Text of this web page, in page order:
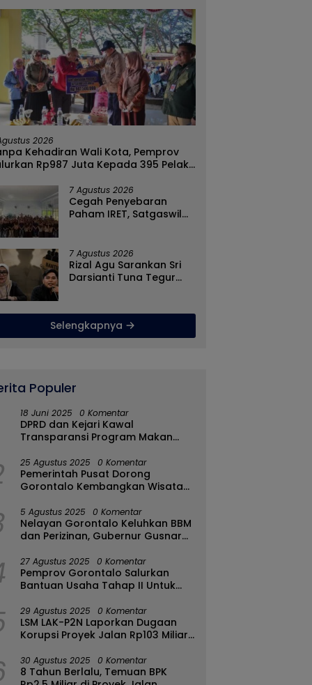
2026
Kehadiran Wali Kota, Pemprov
Rp987 Juta Kepada 395 Pelaku
7 Agustus 2026
Cegah Penyebaran
Paham IRET, Satgaswil
Kabila
7 Agustus 2026
Rizal Agu Sarankan Sri
Darsianti Tuna Tegur
Dinas Kumperindag
Pemprov Gorontalo
Selengkapnya
Populer
18 Juni 2025 0 Komentar
DPRD dan Kejari Kawal
Transparansi Program Makan
25 Agustus 2025 0 Komentar
Pemerintah Pusat Dorong
Gorontalo Kembangkan Wisata
5 Agustus 2025 0 Komentar
Nelayan Gorontalo Keluhkan BBM
dan Perizinan, Gubernur Gusnar
27 Agustus 2025 0 Komentar
Pemprov Gorontalo Salurkan
Bantuan Usaha Tahap II Untuk
Bulango
29 Agustus 2025 0 Komentar
LSM LAK-P2N Laporkan Dugaan
Korupsi Proyek Jalan Rp103 Miliar
30 Agustus 2025 0 Komentar
8 Tahun Berlalu, Temuan BPK